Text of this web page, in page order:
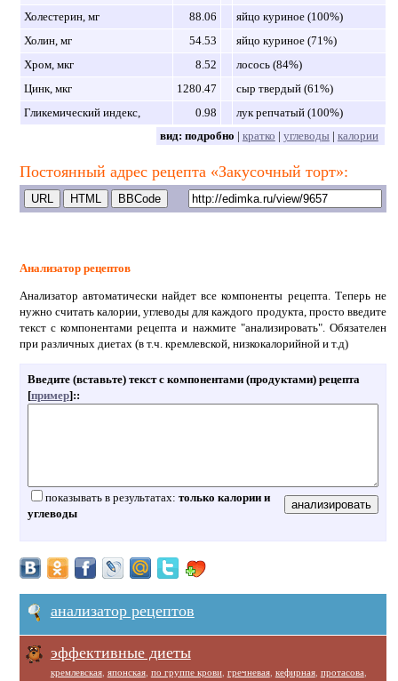
Холестерин, мг
88.06
яйцо куриное (100%)
Холин, мг
54.53
яйцо куриное (71%)
Хром, мкг
8.52
лосось (84%)
Цинк, мкг
1280.47
сыр твердый (61%)
Гликемический индекс,
0.98
лук репчатый (100%)
вид: подробно | кратко | углеводы| калории
Постоянный адрес рецепта «Закусочный торт»:
Анализатор рецептов
Анализатор автоматически найдет все компоненты рецепта. Теперь не
нужно считать калории, углеводы для каждого продукта, просто введите
текст с компонентами рецепта и нажмите "анализировать". Обязателен
при различных диетах (в т.ч. кремлевской, низкокалорийной и т.д)
Введите (вставьте) текст с компонентами (продуктами) рецепта
[пример]::
показывать в результатах: только калории и
углеводы
анализатор рецептов
эффективные диеты
кремлевская, японская, по группе крови, гречневая, кефирная, протасова